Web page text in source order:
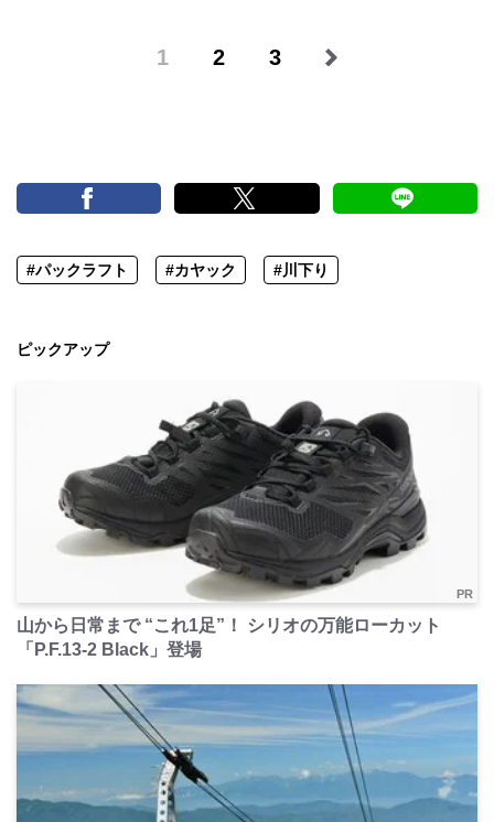
1 2 3
#パックラフト #カヤック #川下り
ピックアップ
PR
山から日常まで “これ1足”！ シリオの万能ローカット
「P.F.13-2 Black」登場